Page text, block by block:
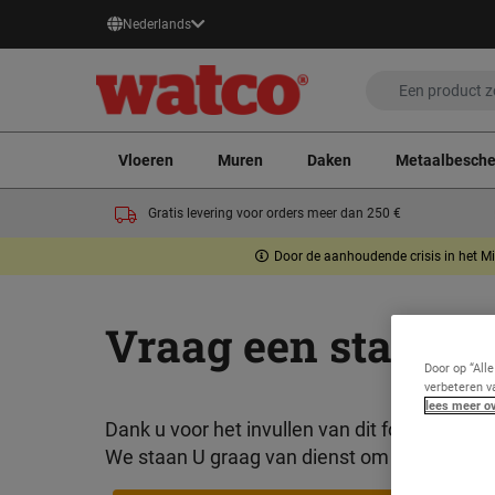
Nederlands
Vloeren Muren Daken
Gratis levering voor orders meer dan 250 €
Door de aanhoudende crisis in het
Vraag een staal
Dank u voor het invullen van dit formulier
We staan U graag van dienstom over uw
Door op
verbeteren
lees meer